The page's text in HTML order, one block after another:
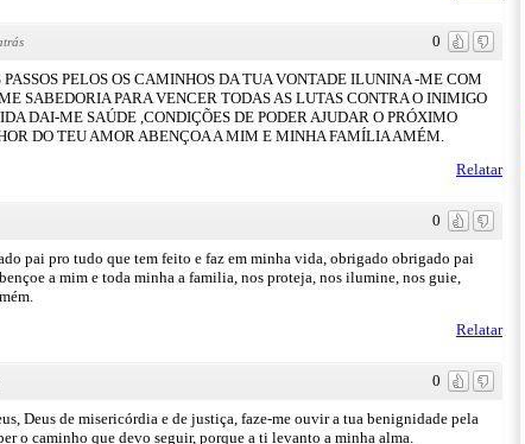
0
PELOS OS CAMINHOS DA TUA VONTADE ILUNINA -ME COM
SABEDORIA PARA VENCER TODAS AS LUTAS CONTRA O INIMIGO
DAI-ME SAÚDE ,CONDIÇÕES DE PODER AJUDAR O PRÓXIMO
DO TEU AMOR ABENÇOA A MIM E MINHA FAMÍLIA AMÉM.
Relatar
0
pai pro tudo que tem feito e faz em minha vida, obrigado obrigado pai
a mim e toda minha a familia, nos proteja, nos ilumine, nos guie,
Relatar
0
Deus de misericórdia e de justiça, faze-me ouvir a tua benignidade pela
o caminho que devo seguir, porque a ti levanto a minha alma.